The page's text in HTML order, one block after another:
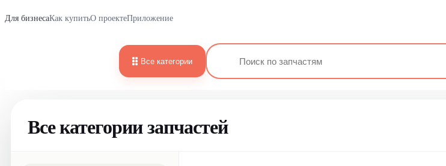
Для бизнесаКак купитьО проектеПриложение
Все категории
Все категории запчастей